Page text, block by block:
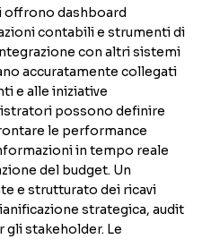
offrono dashboard
contabili e strumenti di
con altri sistemi
accuratamente collegati
e alle iniziative
possono definire
le performance
in tempo reale
del budget. Un
e strutturato dei ricavi
strategica, audit
stakeholder. Le